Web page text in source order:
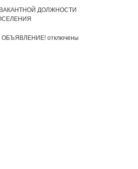
ДОЛЖНОСТИ
ОБЪЯВЛЕНИЕ!отключены